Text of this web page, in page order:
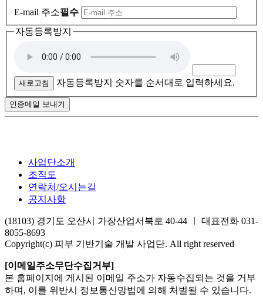
E-mail 주소필수
자동등록방지
새로고침 자동등록방지 숫자를 순서대로 입력하세요.
인증메일 보내기
사업단소개
조직도
연락처/오시는길
공지사항
(18103) 경기도 오산시 가장산업서북로 40-44 ㅣ 대표전화 031-
8055-8693
Copyright(c) 피부 기반기술 개발 사업단. All right reserved
[이메일주소무단수집거부]
본 홈페이지에 게시된 이메일 주소가 자동수집되는 것을 거부
하며, 이를 위반시 정보통신망법에 의해 처벌될 수 있습니다.